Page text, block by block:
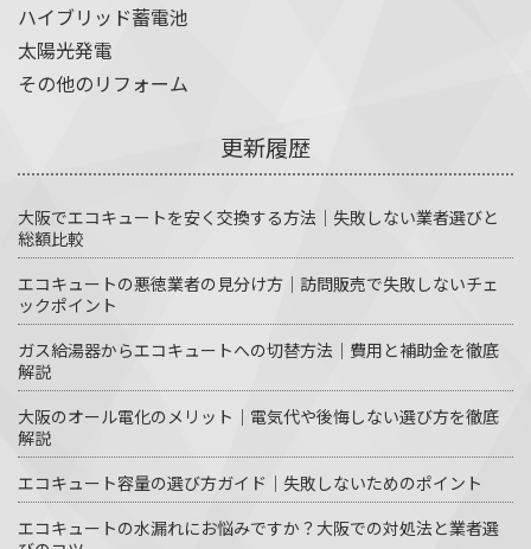
ハイブリッド蓄電池
太陽光発電
その他のリフォーム
更新履歴
大阪でエコキュートを安く交換する方法｜失敗しない業者選びと
総額比較
エコキュートの悪徳業者の見分け方｜訪問販売で失敗しないチェ
ックポイント
ガス給湯器からエコキュートへの切替方法｜費用と補助金を徹底
解説
大阪のオール電化のメリット｜電気代や後悔しない選び方を徹底
解説
エコキュート容量の選び方ガイド｜失敗しないためのポイント
エコキュートの水漏れにお悩みですか？大阪での対処法と業者選